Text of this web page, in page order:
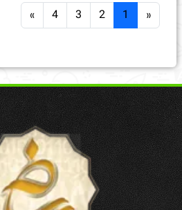
«
1
2
3
4
»